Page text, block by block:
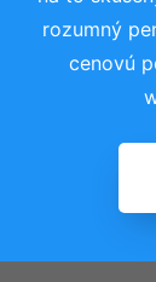
rozumný
cenovú